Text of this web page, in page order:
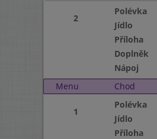
2
Polévka
Jídlo
Příloha
Doplněk
Nápoj
Menu
Chod
1
Polévka
Jídlo
Příloha